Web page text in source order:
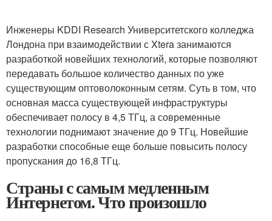
Инженеры KDDI Research Университетского колледжа
Лондона при взаимодействии с Xtera занимаются
разработкой новейших технологий, которые позволяют
передавать большое количество данных по уже
существующим оптоволоконным сетям. Суть в том, что
основная масса существующей инфраструктуры
обеспечивает полосу в 4,5 ТГц, а современные
технологии поднимают значение до 9 ТГц. Новейшие
разработки способные еще больше повысить полосу
пропускания до 16,8 ТГц.
Страны с самым медленным
Интернетом. Что произошло